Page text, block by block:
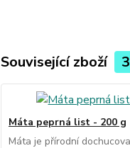
Související zboží 3
Máta peprná list - 200 g
Máta je přírodní